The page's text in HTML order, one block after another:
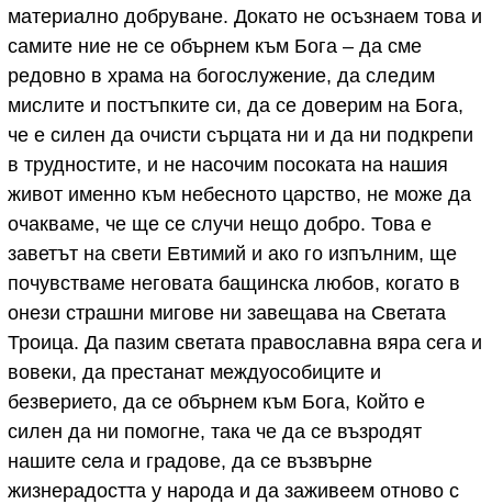
материално добруване. Докато не осъзнаем това и
самите ние не се обърнем към Бога – да сме
редовно в храма на богослужение, да следим
мислите и постъпките си, да се доверим на Бога,
че е силен да очисти сърцата ни и да ни подкрепи
в трудностите, и не насочим посоката на нашия
живот именно към небесното царство, не може да
очакваме, че ще се случи нещо добро. Това е
заветът на свети Евтимий и ако го изпълним, ще
почувстваме неговата бащинска любов, когато в
онези страшни мигове ни завещава на Светата
Троица. Да пазим светата православна вяра сега и
вовеки, да престанат междуособиците и
безверието, да се обърнем към Бога, Който е
силен да ни помогне, така че да се възродят
нашите села и градове, да се възвърне
жизнерадостта у народа и да заживеем отново с